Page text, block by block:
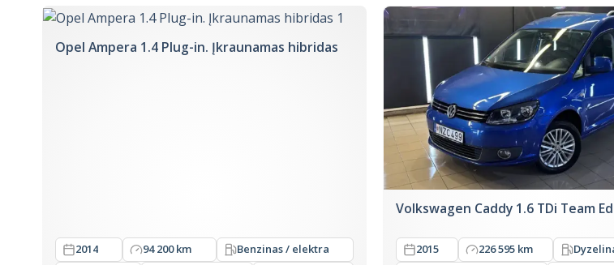
Opel Ampera 1.4 Plug-in. Įkraunamas hibridas
2014 94 200 km
Benzinas / elektra
Volkswagen Caddy 1.6 TDi Team
2015 226 595 km